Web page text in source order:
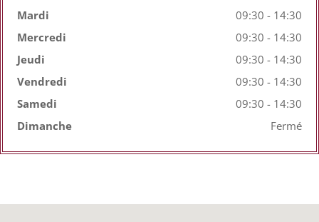
Mardi
09:30 - 14:30
Mercredi
09:30 - 14:30
Jeudi
09:30 - 14:30
Vendredi
09:30 - 14:30
Samedi
09:30 - 14:30
Dimanche
Fermé